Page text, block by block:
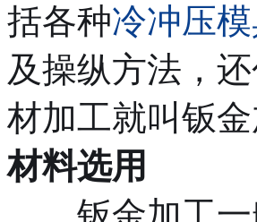
括各种冷冲压
及操纵方法，
材加工就叫钣金
材料选用
钣金加工一